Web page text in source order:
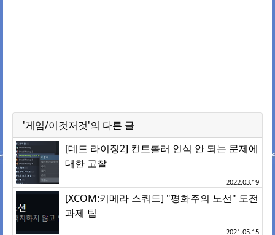
'게임/이것저것'의 다른 글
[데드 라이징2] 컨트롤러 인식 안 되는 문제에
대한 고찰
2022.03.19
[XCOM:키메라 스쿼드] "평화주의 노선" 도전
과제 팁
2021.05.15